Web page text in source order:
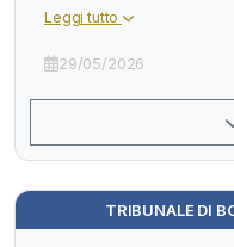
Leggi tutto
29/05/2026
TRIBUNALE DI